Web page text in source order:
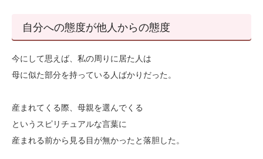
自分への態度が他人からの態度
今にして思えば、私の周りに居た人は
母に似た部分を持っている人ばかりだった。
産まれてくる際、母親を選んでくる
というスピリチュアルな言葉に
産まれる前から見る目が無かったと落胆した。